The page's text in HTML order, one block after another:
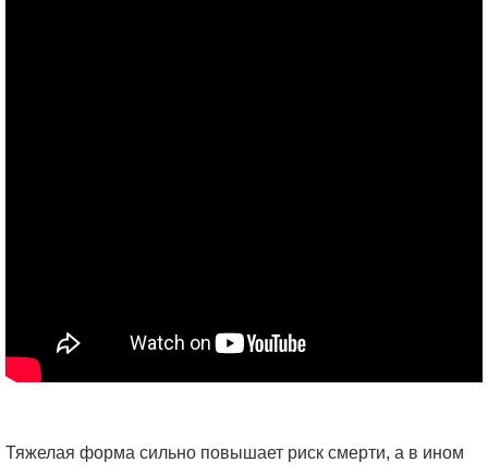
Тяжелая форма сильно повышает риск смерти, а в ином